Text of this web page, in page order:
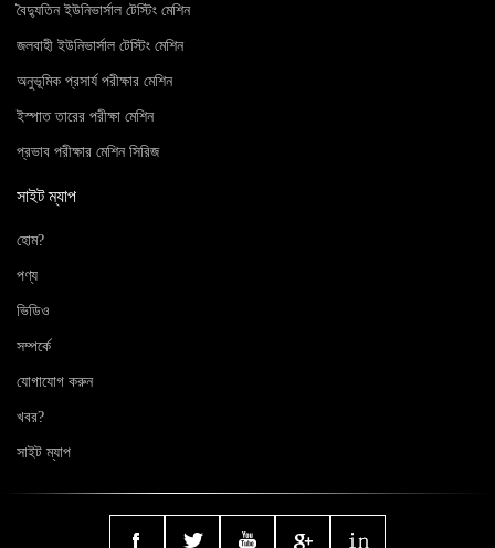
বৈদ্যুতিন ইউনিভার্সাল টেস্টিং মেশিন
জলবাহী ইউনিভার্সাল টেস্টিং মেশিন
অনুভূমিক প্রসার্য পরীক্ষার মেশিন
ইস্পাত তারের পরীক্ষা মেশিন
প্রভাব পরীক্ষার মেশিন সিরিজ
সাইট ম্যাপ
হোম?
পণ্য
ভিডিও
সম্পর্কে
যোগাযোগ করুন
খবর?
সাইট ম্যাপ